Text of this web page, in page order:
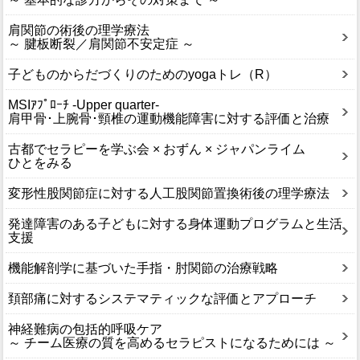
肩関節の術後の理学療法
～ 腱板断裂／肩関節不安定症 ～
子どものからだづくりのためのyogaトレ（R）
MSIｱﾌﾟﾛｰﾁ -Upper quarter-
肩甲骨･上腕骨･頸椎の運動機能障害に対する評価と治療
古都でセラピーを学ぶ会 × おずん × ジャパンライム
ひとをみる
変形性股関節症に対する人工股関節置換術後の理学療法
発達障害のある子どもに対する身体運動プログラムと生活
支援
機能解剖学に基づいた手指・肘関節の治療戦略
頚部痛に対するシステマティックな評価とアプローチ
神経難病の包括的呼吸ケア
～ チーム医療の質を高めるセラピストになるためには ～